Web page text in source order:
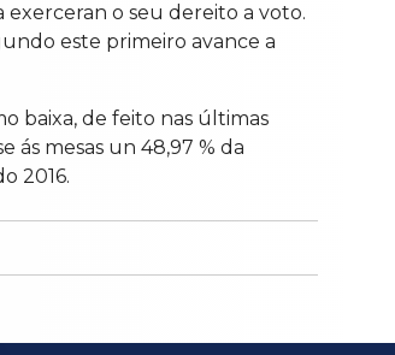
exerceran o seu dereito a voto.
este primeiro avance a
baixa, de feito nas últimas
mesas un 48,97 % da
2016.